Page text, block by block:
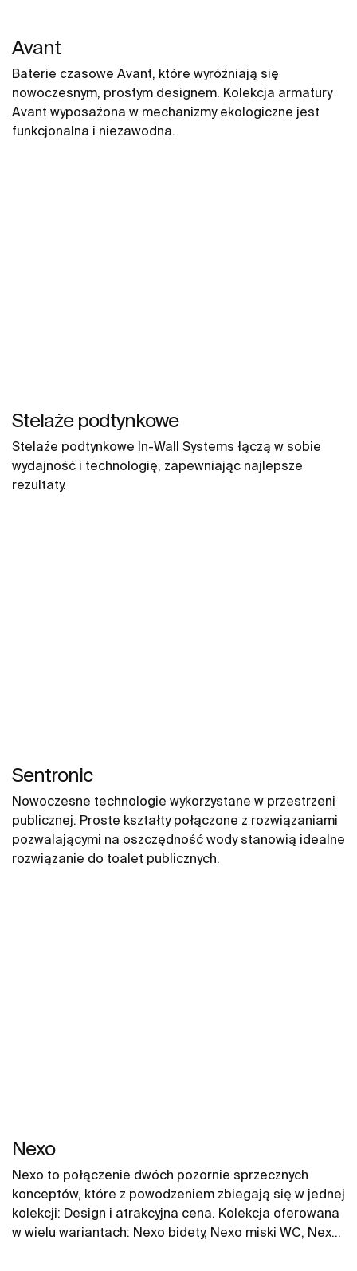
Avant
Baterie czasowe Avant, które wyróżniają się
nowoczesnym, prostym designem. Kolekcja armatury
Avant wyposażona w mechanizmy ekologiczne jest
funkcjonalna i niezawodna.
Stelaże podtynkowe
Stelaże podtynkowe In-Wall Systems łączą w sobie
wydajność i technologię, zapewniając najlepsze
rezultaty.
Sentronic
Nowoczesne technologie wykorzystane w przestrzeni
publicznej. Proste kształty połączone z rozwiązaniami
pozwalającymi na oszczędność wody stanowią idealne
rozwiązanie do toalet publicznych.
Nexo
Nexo to połączenie dwóch pozornie sprzecznych
konceptów, które z powodzeniem zbiegają się w jednej
kolekcji: Design i atrakcyjna cena. Kolekcja oferowana
w wielu wariantach: Nexo bidety, Nexo miski WC, Nexo